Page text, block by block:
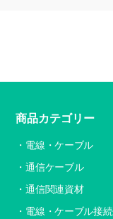
商品カテゴリー
電線・ケーブル
通信ケーブル
通信関連資材
電線・ケーブル接